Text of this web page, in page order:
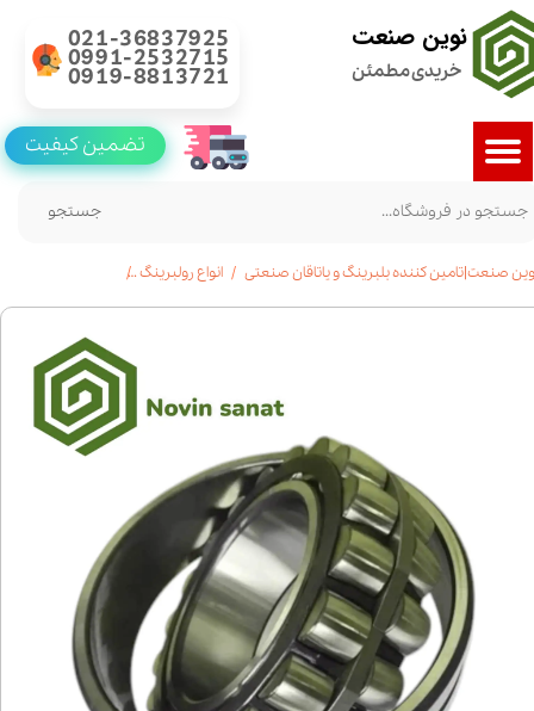
نوین صنعت
خریدی مطمئن
021-36837925
0991-2532715
0919-8813721
جستجو
تضمین کیفیت
صنعت|تامین کننده بلبرینگ و یاتاقان صنعتی انواع رولبرینگ